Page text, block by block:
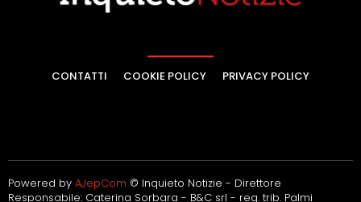
CONTATTI COOKIE POLICY PRIVACY POLICY
Powered by AJepCom © Inquieto Notizie - Direttore
Responsabile: Caterina Sorbara - B&C srl - reg. trib. Palmi